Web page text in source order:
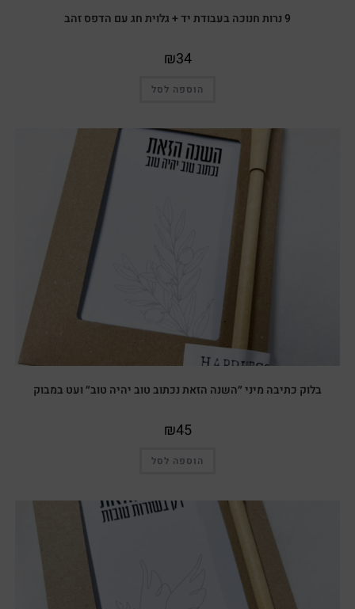
9 נרות חנוכה בעבודת יד + גלוית חג עם הדפס זהב
₪34
הוספה לסל
בלוק כתיבה מיני ״השנה הזאת נכתוב טוב יהיה טוב״ ועט במבוק
₪45
הוספה לסל